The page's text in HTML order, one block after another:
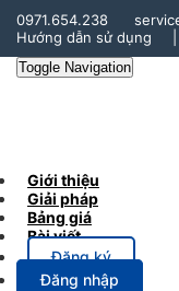
0971.654.238
Hướng dẫn sử dụng
Toggle Navigation
Giới thiệu
Giải pháp
Bảng giá
Bài viết
Đăng ký
Đăng nhập